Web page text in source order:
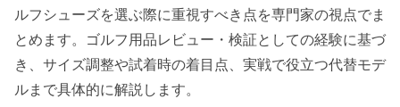
ルフシューズを選ぶ際に重視すべき点を専門家の視点でま
とめます。ゴルフ用品レビュー・検証としての経験に基づ
き、サイズ調整や試着時の着目点、実戦で役立つ代替モデ
ルまで具体的に解説します。